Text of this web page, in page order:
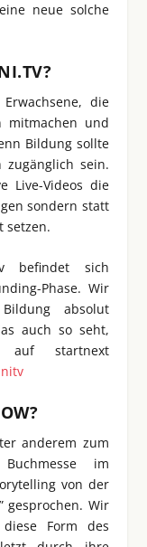
neue solche
die
mitmachen und
Bildung sollte
sein.
Live-Videos die
sondern statt
setzen.
befindet sich
Phase. Wir
absolut
auch so seht,
startnext
anderem zum
im
von der
gesprochen. Wir
Form des